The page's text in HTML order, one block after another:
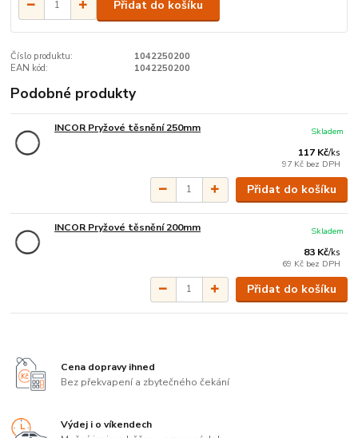
Přidat do košíku
Číslo produktu:
1042250200
EAN kód:
1042250200
Podobné produkty
INCOR Pryžové těsnění 250mm
117 Kč/ks
97 Kč bez DPH
Skladem
Přidat do košíku
INCOR Pryžové těsnění 200mm
83 Kč/ks
69 Kč bez DPH
Skladem
Přidat do košíku
Cena dopravy ihned
Bez překvapení a zbytečného čekání
Výdej i o víkendech